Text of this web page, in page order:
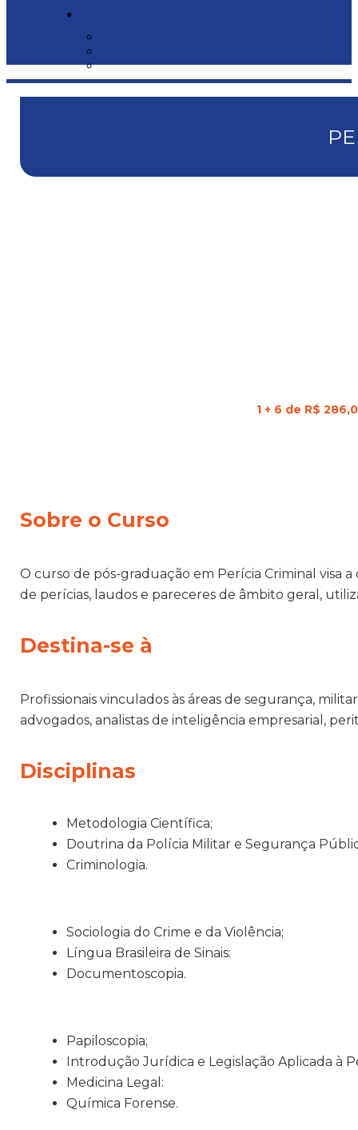
1 + 6 de R$
Sobre o Curso
O curso de pós-graduação em Perícia Criminal visa
de perícias, laudos e pareceres de âmbito geral,
Destina-se à
Profissionais vinculados às áreas de segurança,
advogados, analistas de inteligência empresarial,
Disciplinas
Metodologia Científica;
Doutrina da Polícia Militar e Segurança
Criminologia.
Sociologia do Crime e da Violência;
Língua Brasileira de Sinais:
Documentoscopia.
Papiloscopia;
Introdução Jurídica e Legislação Aplicada à
Medicina Legal:
Química Forense.